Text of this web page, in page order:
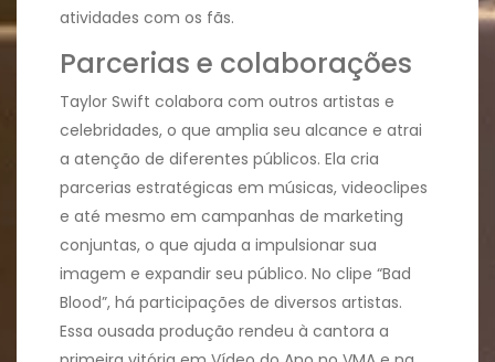
atividades com os fãs.
Parcerias e colaborações
Taylor Swift colabora com outros artistas e
celebridades, o que amplia seu alcance e atrai
a atenção de diferentes públicos. Ela cria
parcerias estratégicas em músicas, videoclipes
e até mesmo em campanhas de marketing
conjuntas, o que ajuda a impulsionar sua
imagem e expandir seu público. No clipe “Bad
Blood”, há participações de diversos artistas.
Essa ousada produção rendeu à cantora a